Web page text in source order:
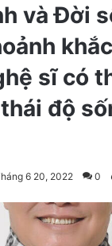
và Đời
sĩ có
độ
6 20, 2022 0